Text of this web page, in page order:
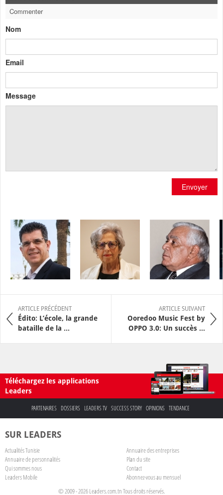
Commenter
Nom
Email
Message
Envoyer
ARTICLE PRÉCÉDENT
Édito: L’école, la grande
bataille de la ...
ARTICLE SUIVANT
Ooredoo Music Fest by
OPPO 3.0: Un succès ...
Téléchargez les applications
Leaders
PARTENAIRES DOSSIERS LEADERS TV SUCCESS STORY OPINIONS TENDANCE
SUR LEADERS
Actualités Tunisie
Annuaire des entreprises
Annuaire de personnalités
Plan du site
Qui sommes nous
Contact
Leaders Mobile
Abonnez-vous au mensuel
© 2009 - 2026 Leaders.com.tn Tous droits réservés.